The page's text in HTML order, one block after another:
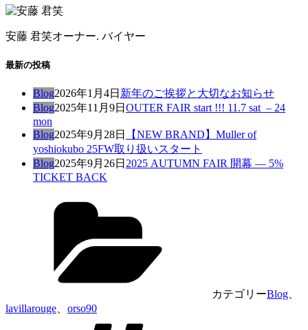
安藤 君笑オーナー. バイヤー
最新の投稿
Blog2026年1月4日 新年のご挨拶と大切なお知らせ
Blog2025年11月9日 OUTER FAIR start !!! 11.7 sat – 24
mon
Blog2025年9月28日
【NEW BRAND】Muller of
yoshiokubo 25FW取り扱いスタート
Blog2025年9月26日 2025 AUTUMN FAIR 開幕 — 5%
TICKET BACK
カテゴリーBlog
lavillarouge
orso90